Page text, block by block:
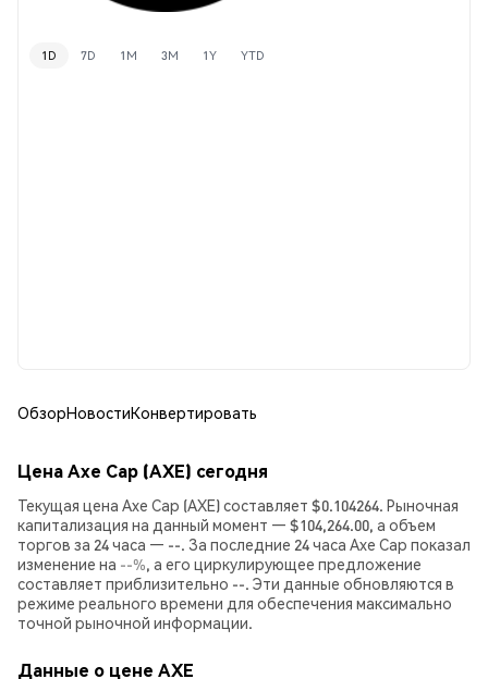
1D 7D 1M 3M 1Y YTD
ОбзорНовостиКонвертировать
Цена Axe Cap (AXE) сегодня
Текущая цена Axe Cap (AXE) составляет $0.104264. Рыночная
капитализация на данный момент — $104,264.00, а объем
торгов за 24 часа — --. За последние 24 часа Axe Cap показал
изменение на --%, а его циркулирующее предложение
составляет приблизительно --. Эти данные обновляются в
режиме реального времени для обеспечения максимально
точной рыночной информации.
Данные о цене AXE